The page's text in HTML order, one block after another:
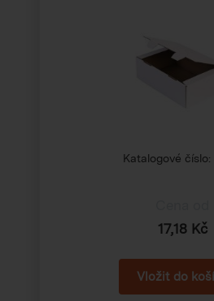
Katalogové číslo:
17,18 Kč